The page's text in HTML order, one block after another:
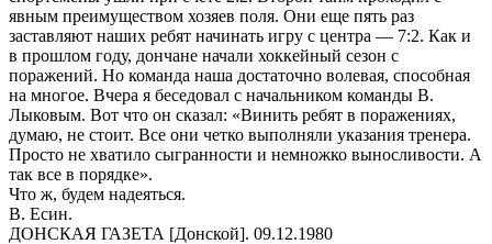
явным преимуществом хозяев поля. Они еще пять раз
заставляют наших ребят начинать игру с центра — 7:2. Как и
в прошлом году, дончане начали хоккейный сезон с
поражений. Но команда наша достаточно волевая, способная
на многое. Вчера я беседовал с начальником команды В.
Лыковым. Вот что он сказал: «Винить ребят в поражениях,
думаю, не стоит. Все они четко выполняли указания тренера.
Просто не хватило сыгранности и немножко выносливости. А
так все в порядке».
Что ж, будем надеяться.
В. Есин.
ДОНСКАЯ ГАЗЕТА [Донской]. 09.12.1980